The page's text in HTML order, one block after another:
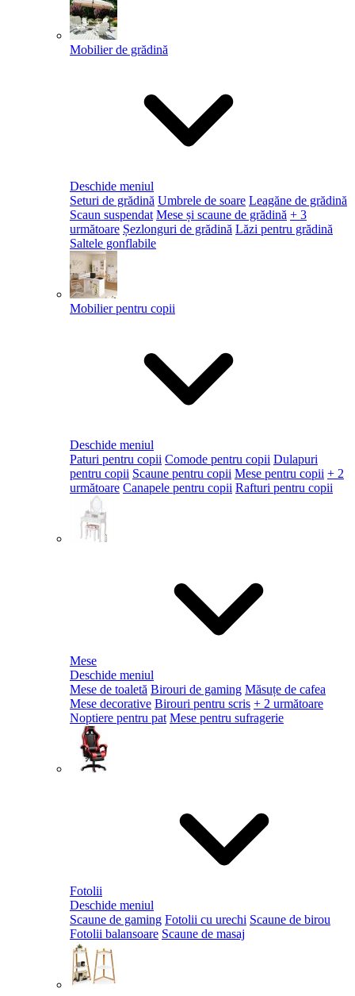
Mobilier de grădină
Deschide meniul
Seturi de grădină Umbrele de soare Leagăne de grădină
Scaun suspendat Mese și scaune de grădină + 3
următoare Șezlonguri de grădină Lăzi pentru grădină
Saltele gonflabile
Mobilier pentru copii
Deschide meniul
Paturi pentru copii Comode pentru copii Dulapuri
pentru copii Scaune pentru copii Mese pentru copii + 2
următoare Canapele pentru copii Rafturi pentru copii
Mese
Deschide meniul
Mese de toaletă Birouri de gaming Măsuțe de cafea
Mese decorative Birouri pentru scris + 2 următoare
Noptiere pentru pat Mese pentru sufragerie
Fotolii
Deschide meniul
Scaune de gaming Fotolii cu urechi Scaune de birou
Fotolii balansoare Scaune de masaj